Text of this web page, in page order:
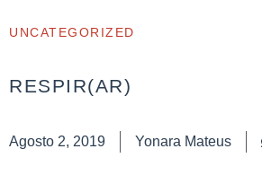
UNCATEGORIZED
RESPIR(AR)
Agosto 2, 2019 Yonara Mateus